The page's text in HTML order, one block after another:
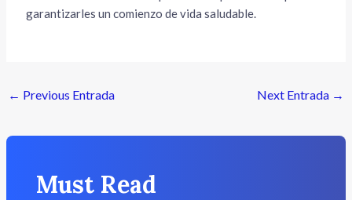
garantizarles un comienzo de vida saludable.
← Previous Entrada Next Entrada →
Must Read